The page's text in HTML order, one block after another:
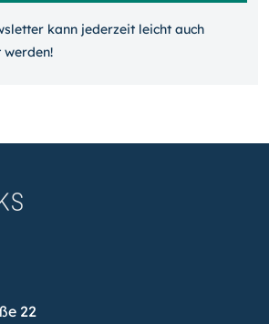
kann jeder­zeit leicht auch
22